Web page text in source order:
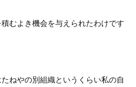
むよき機会を与えられたわけです
ねやの別組織というくらい私の自